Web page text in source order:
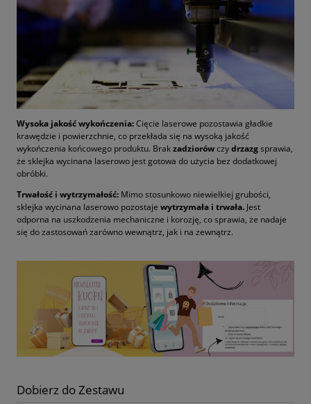
Wysoka jakość wykończenia:Cięcie laserowe pozostawia gładkie
krawędzie i powierzchnie, co przekłada się na wysoką jakość
wykończenia końcowego produktu. Brakzadziorówczydrzazgsprawia,
że sklejka wycinana laserowo jest gotowa do użycia bez dodatkowej
obróbki.
Trwałość i wytrzymałość: Mimo stosunkowo niewielkiej grubości,
sklejka wycinana laserowo pozostaje wytrzymała i trwała. Jest
odporna na uszkodzenia mechaniczne i korozję, co sprawia, że nadaje
się do zastosowań zarówno wewnątrz, jak i na zewnątrz.
Dobierz do Zestawu